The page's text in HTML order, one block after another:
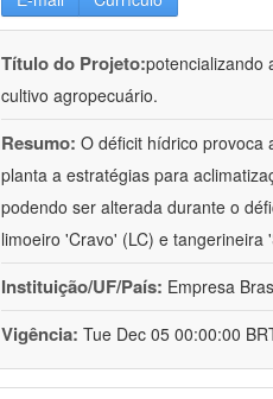
Título do Projeto:potencializando
cultivo agropecuário.
Resumo: O déficit hídrico provoca
planta a estratégias para
podendo ser alterada durante o
limoeiro 'Cravo' (LC) e tangerineira
Instituição/UF/País: Empresa
Vigência: Tue Dec 05 00:00:00